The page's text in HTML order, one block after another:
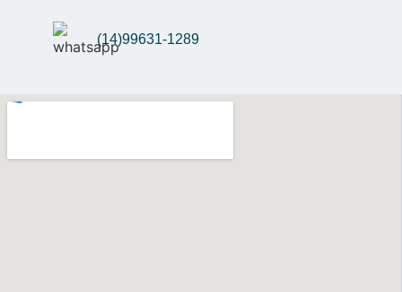
(14)99631-1289